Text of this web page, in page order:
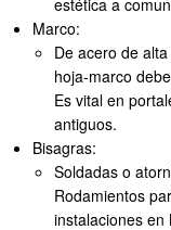
estética a
Marco:
De acero de
hoja-marco
Es vital en
antiguos.
Bisagras:
Soldadas o
Rodamientos
instalaciones en